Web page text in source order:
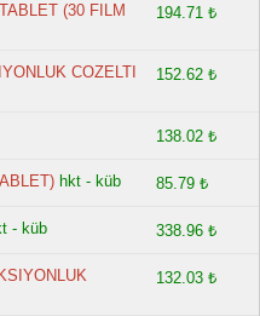
(30 FILM
194.71 ₺
COZELTI
152.62 ₺
138.02 ₺
hkt - küb 85.79 ₺
- küb 338.96 ₺
132.03 ₺